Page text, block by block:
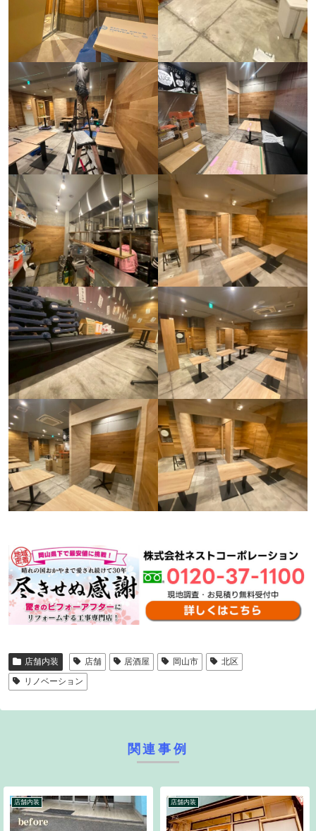
店舗内装 店舗 居酒屋 岡山市
北区
リノベーション
関連事例
店舗内装 店舗内装